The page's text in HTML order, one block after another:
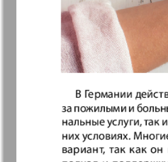
7плюс7я
Анонс
Афиша Augsburg